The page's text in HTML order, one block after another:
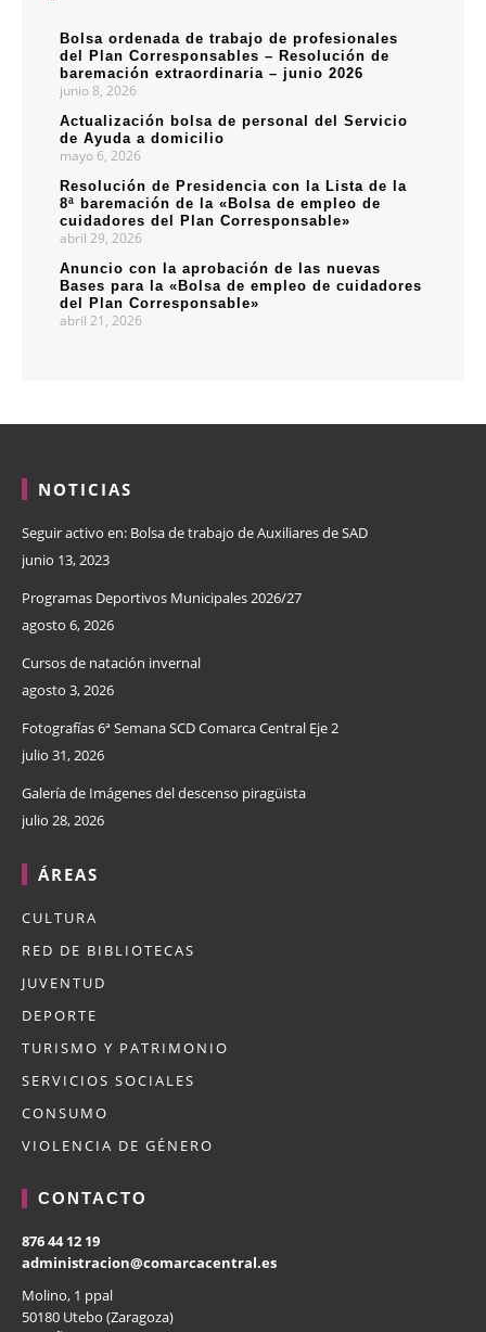
Bolsa ordenada de trabajo de profesionales
del Plan Corresponsables – Resolución de
baremación extraordinaria – junio 2026
junio 8, 2026
Actualización bolsa de personal del Servicio
de Ayuda a domicilio
mayo 6, 2026
Resolución de Presidencia con la Lista de la
8ª baremación de la «Bolsa de empleo de
cuidadores del Plan Corresponsable»
abril 29, 2026
Anuncio con la aprobación de las nuevas
Bases para la «Bolsa de empleo de cuidadores
del Plan Corresponsable»
abril 21, 2026
NOTICIAS
Seguir activo en: Bolsa de trabajo de Auxiliares de SAD
junio 13, 2023
Programas Deportivos Municipales 2026/27
agosto 6, 2026
Cursos de natación invernal
agosto 3, 2026
Fotografías 6ª Semana SCD Comarca Central Eje 2
julio 31, 2026
Galería de Imágenes del descenso piragüista
julio 28, 2026
ÁREAS
CULTURA
RED DE BIBLIOTECAS
JUVENTUD
DEPORTE
TURISMO Y PATRIMONIO
SERVICIOS SOCIALES
CONSUMO
VIOLENCIA DE GÉNERO
CONTACTO
876 44 12 19
administracion@comarcacentral.es
Molino, 1 ppal
50180 Utebo (Zaragoza)